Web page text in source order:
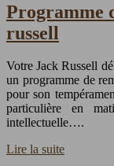
Programme
russell
Votre Jack Russell
un programme de
pour son
particulière en
intellectuelle….
Lire la suite